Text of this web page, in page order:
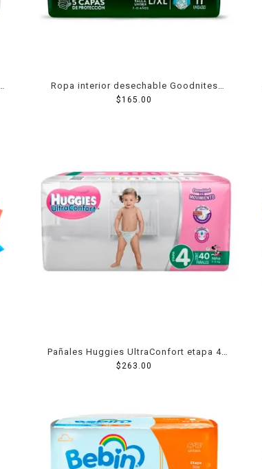
Ropa interior desechable Goodnites
para dormir talla L/XL unisex 11 pzas
$165.00
Pañales Huggies UltraConfort etapa 4
niña 40 piezas
$263.00